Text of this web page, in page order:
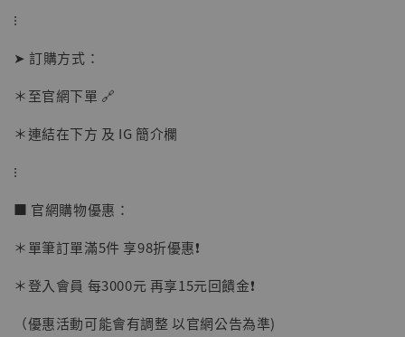
⁝
➤ 訂購方式：
＊至官網下單 🔗
＊連結在下方 及 IG 簡介欄
⁝
■ 官網購物優惠：
＊單筆訂單滿5件 享98折優惠❗️
＊登入會員 每3000元 再享15元回饋金❗️
（優惠活動可能會有調整 以官網公告為準)